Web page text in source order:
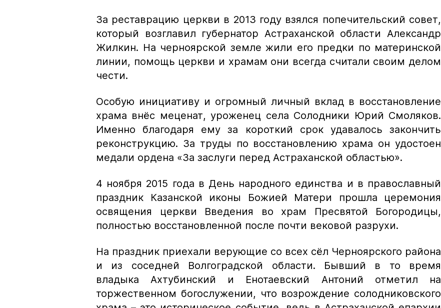
За реставрацию церкви в 2013 году взялся попечительский совет,
который возглавил губернатор Астраханской области Александр
Жилкин. На черноярской земле жили его предки по материнской
линии, помощь церкви и храмам они всегда считали своим делом
чести.
Особую инициативу и огромный личный вклад в восстановление
храма внёс меценат, уроженец села Солодники Юрий Смоляков.
Именно благодаря ему за короткий срок удавалось закончить
реконструкцию. За труды по восстановлению храма он удостоен
медали ордена «За заслуги перед Астраханской областью».
4 ноября 2015 года в День народного единства и в православный
праздник Казанской иконы Божией Матери прошла церемония
освящения церкви Введения во храм Пресвятой Богородицы,
полностью восстановленной после почти вековой разрухи.
На праздник приехали верующие со всех сёл Черноярского района
и из соседней Волгоградской области. Бывший в то время
владыка Ахтубинский и Енотаевский Антоний отметил на
торжественном богослужении, что возрождение солодниковского